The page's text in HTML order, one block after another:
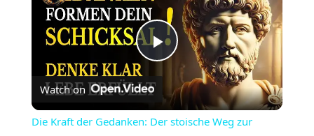
Play
Video
Watch on
Die Kraft der Gedanken: Der stoische Weg zur